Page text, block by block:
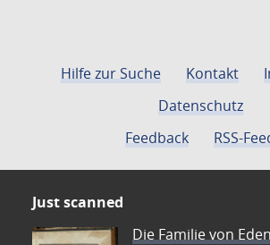
Hilfe zur Suche Kontakt
Datenschutz
Feedback
RSS-
Just scanned
Die Familie von